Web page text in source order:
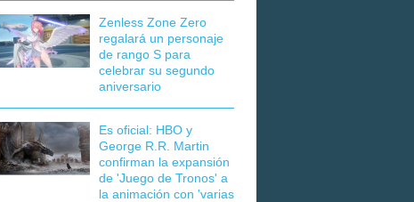
Zenless Zone Zero
regalará un personaje
de rango S para
celebrar su segundo
aniversario
Es oficial: HBO y
George R.R. Martin
confirman la expansión
de 'Juego de Tronos' a
la animación con 'varias